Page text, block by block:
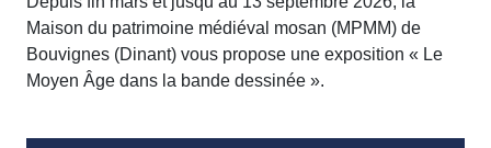
Maison du patrimoine médiéval mosan (MPMM) de
Bouvignes (Dinant) vous propose une exposition « Le
Moyen Âge dans la bande dessinée ».